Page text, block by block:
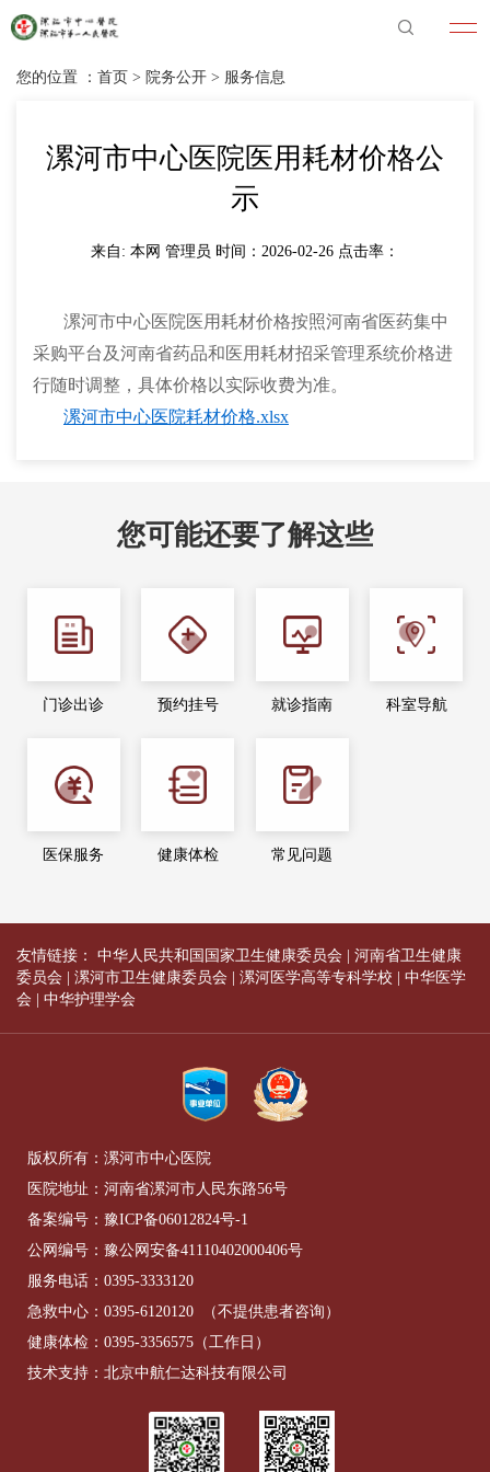
您的位置 ： 首页 > 院务公开 > 服务信息
漯河市中心医院医用耗材价格公
示
来自: 本网 管理员 时间：2026-02-26 点击率：
漯河市中心医院医用耗材价格按照河南省医药集中
采购平台及河南省药品和医用耗材招采管理系统价格进
行随时调整，具体价格以实际收费为准。
漯河市中心医院耗材价格.xlsx
您可能还要了解这些
门诊出诊 预约挂号 就诊指南 科室导航
医保服务 健康体检 常见问题
友情链接： 中华人民共和国国家卫生健康委员会
河南省卫生健康
委员会
漯河市卫生健康委员会 漯河医学高等专科学校
中华医学
会
中华护理学会
版权所有：漯河市中心医院
医院地址：河南省漯河市人民东路56号
备案编号： 豫ICP备06012824号-1
公网编号： 豫公网安备41110402000406号
服务电话： 0395-3333120
急救中心： 0395-6120120
（不提供患者咨询）
健康体检： 0395-3356575 （工作日）
技术支持：北京中航仁达科技有限公司